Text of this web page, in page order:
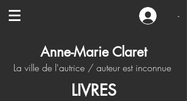
-
Anne-Marie Claret
La ville de l'autrice / auteur est inconnue
LIVRES